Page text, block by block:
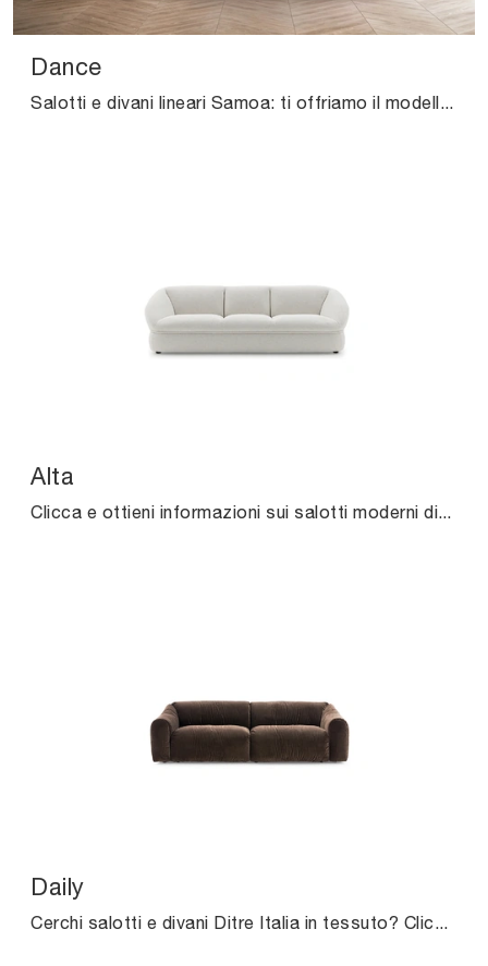
Dance
Alta
Clicca e ottieni informazioni sui salotti moderni di Ditre Italia! Vari modelli di divani, come Alta, ti attendono.
Daily
Cerchi salotti e divani Ditre Italia in tessuto? Clicca e ottieni informazioni sul modello Daily per spazi moderni.